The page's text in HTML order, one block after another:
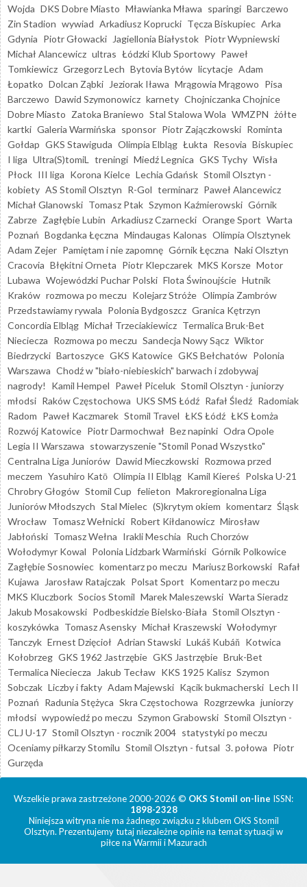
Wojda DKS Dobre Miasto Mławianka Mława sparingi Barczewo
Zin Stadion wywiad Arkadiusz Koprucki Tęcza Biskupiec Arka
Gdynia Piotr Głowacki Jagiellonia Białystok Piotr Wypniewski
Michał Alancewicz ultras Łódzki Klub Sportowy Paweł
Tomkiewicz Grzegorz Lech Bytovia Bytów licytacje Adam
Łopatko Dolcan Ząbki Jeziorak Iława Mrągowia Mrągowo Pisa
Barczewo Dawid Szymonowicz karnety Chojniczanka Chojnice
Dobre Miasto Zatoka Braniewo Stal Stalowa Wola WMZPN żółte
kartki Galeria Warmińska sponsor Piotr Zajączkowski Rominta
Gołdap GKS Stawiguda Olimpia Elbląg Łukta Resovia Biskupiec
I liga Ultra(S)tomiL treningi Miedź Legnica GKS Tychy Wisła
Płock III liga Korona Kielce Lechia Gdańsk Stomil Olsztyn -
kobiety AS Stomil Olsztyn R-Gol terminarz Paweł Alancewicz
Michał Glanowski Tomasz Ptak Szymon Kaźmierowski Górnik
Zabrze Zagłębie Lubin Arkadiusz Czarnecki Orange Sport Warta
Poznań Bogdanka Łęczna Mindaugas Kalonas Olimpia Olsztynek
Adam Zejer Pamiętam i nie zapomnę Górnik Łęczna Naki Olsztyn
Cracovia Błękitni Orneta Piotr Klepczarek MKS Korsze Motor
Lubawa Wojewódzki Puchar Polski Flota Świnoujście Hutnik
Kraków rozmowa po meczu Kolejarz Stróże Olimpia Zambrów
Przedstawiamy rywala Polonia Bydgoszcz Granica Kętrzyn
Concordia Elbląg Michał Trzeciakiewicz Termalica Bruk-Bet
Nieciecza Rozmowa po meczu Sandecja Nowy Sącz Wiktor
Biedrzycki Bartoszyce GKS Katowice GKS Bełchatów Polonia
Warszawa Chodź w "biało-niebieskich" barwach i zdobywaj
nagrody!
Kamil Hempel Paweł Piceluk Stomil Olsztyn - juniorzy
młodsi Raków Częstochowa UKS SMS Łódź Rafał Śledź Radomiak
Radom Paweł Kaczmarek Stomil Travel ŁKS Łódź ŁKS Łomża
Rozwój Katowice Piotr Darmochwał Bez napinki Odra Opole
Legia II Warszawa stowarzyszenie "Stomil Ponad Wszystko"
Centralna Liga Juniorów Dawid Mieczkowski Rozmowa przed
meczem Yasuhiro Katō Olimpia II Elbląg Kamil Kiereś Polska U-21
Chrobry Głogów Stomil Cup felieton Makroregionalna Liga
Juniorów Młodszych Stal Mielec (S)krytym okiem komentarz Śląsk
Wrocław Tomasz Wełnicki Robert Kiłdanowicz Mirosław
Jabłoński Tomasz Wełna Irakli Meschia Ruch Chorzów
Wołodymyr Kowal Polonia Lidzbark Warmiński Górnik Polkowice
Zagłębie Sosnowiec komentarz po meczu Mariusz Borkowski Rafał
Kujawa
Jarosław Ratajczak Polsat Sport Komentarz po meczu
MKS Kluczbork Socios Stomil Marek Maleszewski Warta Sieradz
Jakub Mosakowski Podbeskidzie Bielsko-Biała Stomil Olsztyn -
koszykówka Tomasz Asensky Michał Kraszewski Wołodymyr
Tanczyk Ernest Dzięcioł Adrian Stawski Lukáš Kubáň Kotwica
Kołobrzeg GKS 1962 Jastrzębie GKS Jastrzębie Bruk-Bet
Termalica Nieciecza
Jakub Tecław KKS 1925 Kalisz Szymon
Sobczak Liczby i fakty Adam Majewski Kącik bukmacherski Lech II
Poznań Radunia Stężyca Skra Częstochowa Rozgrzewka juniorzy
młodsi wypowiedź po meczu Szymon Grabowski Stomil Olsztyn -
CLJ U-17 Stomil Olsztyn - rocznik 2004 statystyki po meczu
Oceniamy piłkarzy Stomilu Stomil Olsztyn - futsal 3. połowa Piotr
Gurzęda
Wszelkie prawa zastrzeżone 2000-2026 © OKS Stomil on-line ISSN:
1898-2328
Niniejsza witryna nie ma żadnego związku z klubem OKS Stomil
Olsztyn. Prezentujemy tutaj niezależne opinie na temat sytuacji w
piłce na Warmii i Mazurach